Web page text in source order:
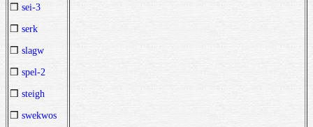
❒ sei-3
❒ serk
❒ slagw
❒ spel-2
❒ steigh
❒ swekwos